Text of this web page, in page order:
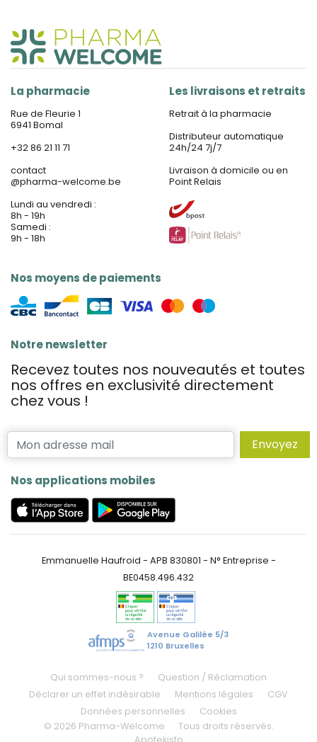
La pharmacie
Rue de Fleurie 1
6941 Bomal
+32 86 21 11 71
contact
@pharma-welcome.be
Lundi au vendredi :
8h - 19h
Samedi :
9h - 18h
Nos moyens de paiements
Les livraisons et retraits
Retrait à la pharmacie
Distributeur automatique
24h/24 7j/7
Livraison à domicile ou en
Point Relais
Notre newsletter
Recevez toutes nos nouveautés et toutes
nos offres en exclusivité directement
chez vous !
Envoyez
Nos applications mobiles
Emmanuelle Haufroid - APB 830801 - N° Entreprise -
BE0458.496.432
Avenue Galilée 5/3
1210 Bruxelles
Qui sommes-nous ?
Question / Réclamation
Déclarer un effet indésirable
Mentions légales
CGV
Données personnelles
Cookies
© 2026 Pharma-Welcome
Tous droits réservés.
Apotekisto